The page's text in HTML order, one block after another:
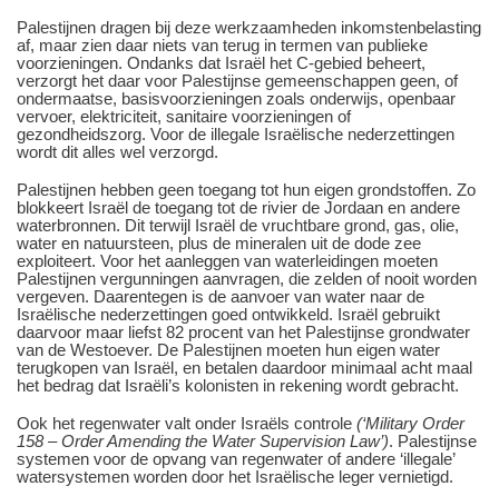
Palestijnen dragen bij deze werkzaamheden inkomstenbelasting
af, maar zien daar niets van terug in termen van publieke
voorzieningen. Ondanks dat Israël het C-gebied beheert,
verzorgt het daar voor Palestijnse gemeenschappen geen, of
ondermaatse, basisvoorzieningen zoals onderwijs, openbaar
vervoer, elektriciteit, sanitaire voorzieningen of
gezondheidszorg. Voor de illegale Israëlische nederzettingen
wordt dit alles wel verzorgd.
Palestijnen hebben geen toegang tot hun eigen grondstoffen. Zo
blokkeert Israël de toegang tot de rivier de Jordaan en andere
waterbronnen. Dit terwijl Israël de vruchtbare grond, gas, olie,
water en natuursteen, plus de mineralen uit de dode zee
exploiteert. Voor het aanleggen van waterleidingen moeten
Palestijnen vergunningen aanvragen, die zelden of nooit worden
vergeven. Daarentegen is de aanvoer van water naar de
Israëlische nederzettingen goed ontwikkeld. Israël gebruikt
daarvoor maar liefst 82 procent van het Palestijnse grondwater
van de Westoever. De Palestijnen moeten hun eigen water
terugkopen van Israël, en betalen daardoor minimaal acht maal
het bedrag dat Israëli’s kolonisten in rekening wordt gebracht.
Ook het regenwater valt onder Israëls controle (‘Military Order
158 – Order Amending the Water Supervision Law’). Palestijnse
systemen voor de opvang van regenwater of andere ‘illegale’
watersystemen worden door het Israëlische leger vernietigd.